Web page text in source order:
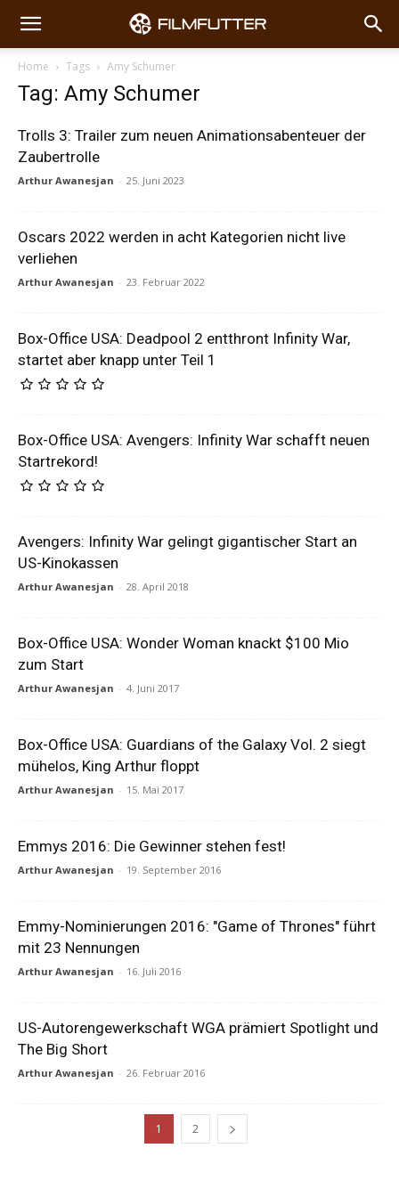
Home Tags Amy Schumer
Tag: Amy Schumer
Trolls 3: Trailer zum neuen Animationsabenteuer der
Zaubertrolle
Arthur Awanesjan - 25. Juni 2023
Oscars 2022 werden in acht Kategorien nicht live
verliehen
Arthur Awanesjan - 23. Februar 2022
Box-Office USA: Deadpool 2 entthront Infinity War,
startet aber knapp unter Teil 1
Box-Office USA: Avengers: Infinity War schafft neuen
Startrekord!
Avengers: Infinity War gelingt gigantischer Start an
US-Kinokassen
Arthur Awanesjan - 28. April 2018
Box-Office USA: Wonder Woman knackt $100 Mio
zum Start
Arthur Awanesjan - 4. Juni 2017
Box-Office USA: Guardians of the Galaxy Vol. 2 siegt
mühelos, King Arthur floppt
Arthur Awanesjan - 15. Mai 2017
Emmys 2016: Die Gewinner stehen fest!
Arthur Awanesjan - 19. September 2016
Emmy-Nominierungen 2016: "Game of Thrones" führt
mit 23 Nennungen
Arthur Awanesjan - 16. Juli 2016
US-Autorengewerkschaft WGA prämiert Spotlight und
The Big Short
Arthur Awanesjan - 26. Februar 2016
1 2